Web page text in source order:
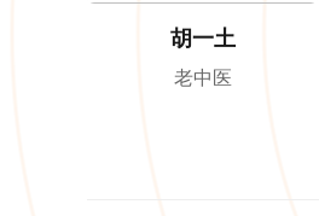
胡一土
老中医